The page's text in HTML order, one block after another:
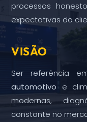
processos
expectativas do
VISÃO
Ser referência
automotivo e
modernas,
constante no